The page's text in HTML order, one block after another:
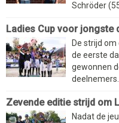
Schröder
Ladies Cup voor jongste
De strijd
de eerste
gewonnen
Zevende editie strijd om
Nadat de